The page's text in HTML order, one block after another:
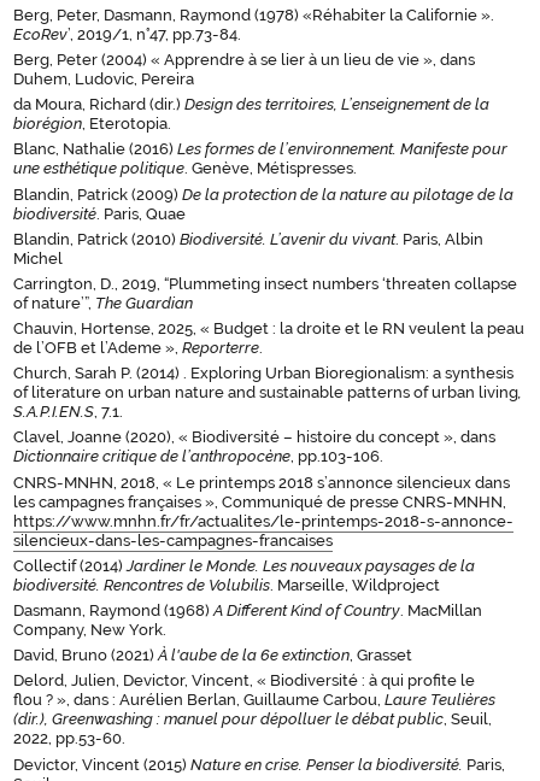
Berg, Peter, Dasmann, Raymond (1978) «Réhabiter la Californie ».
EcoRev’, 2019/1, n°47, pp.73-84.
Berg, Peter (2004) « Apprendre à se lier à un lieu de vie », dans
Duhem, Ludovic, Pereira
da Moura, Richard (dir.) Design des territoires, L’enseignement de la
biorégion, Eterotopia.
Blanc, Nathalie (2016) Les formes de l’environnement. Manifeste pour
une esthétique politique. Genève, Métispresses.
Blandin, Patrick (2009) De la protection de la nature au pilotage de la
biodiversité . Paris, Quae
Blandin, Patrick (2010) Biodiversité. L’avenir du vivant. Paris, Albin
Michel
Carrington, D., 2019, “Plummeting insect numbers ‘threaten collapse
of nature’”, The Guardian
Chauvin, Hortense, 2025, « Budget : la droite et le RN veulent la peau
de l’OFB et l’Ademe », Reporterre.
Church, Sarah P. (2014) . Exploring Urban Bioregionalism: a synthesis
of literature on urban nature and sustainable patterns of urban living,
S.A.P.I.EN.S, 7.1.
Clavel, Joanne (2020), « Biodiversité – histoire du concept », dans
Dictionnaire critique de l’anthropocène, pp.103-106.
CNRS-MNHN, 2018, « Le printemps 2018 s’annonce silencieux dans
les campagnes françaises », Communiqué de presse CNRS-MNHN,
https://www.mnhn.fr/fr/actualites/le-printemps-2018-s-annonce-
silencieux-dans-les-campagnes-francaises
Collectif (2014) Jardiner le Monde. Les nouveaux paysages de la
biodiversité. Rencontres de Volubilis . Marseille, Wildproject
Dasmann, Raymond (1968)A Different Kind of Country. MacMillan
Company, New York.
David, Bruno (2021)À l'aube de la 6e extinction, Grasset
Delord, Julien, Devictor, Vincent, « Biodiversité : à qui profite le
flou ? », dans : Aurélien Berlan, Guillaume Carbou, Laure Teulières
(dir.), Greenwashing : manuel pour dépolluer le débat public, Seuil,
2022, pp.53-60.
Devictor, Vincent (2015) Nature en crise. Penser la biodiversité. Paris,